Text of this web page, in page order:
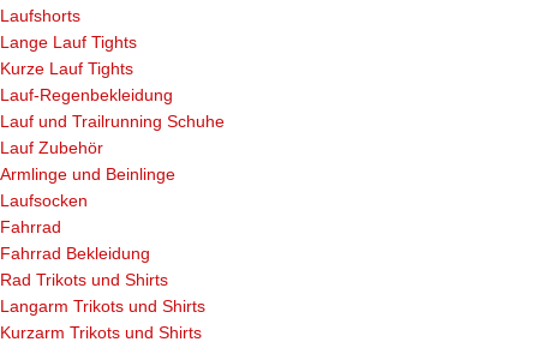
Laufshorts
Lange Lauf Tights
Kurze Lauf Tights
Lauf-Regenbekleidung
Lauf und Trailrunning Schuhe
Lauf Zubehör
Armlinge und Beinlinge
Laufsocken
Fahrrad
Fahrrad Bekleidung
Rad Trikots und Shirts
Langarm Trikots und Shirts
Kurzarm Trikots und Shirts